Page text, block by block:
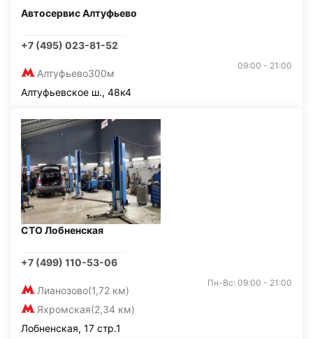
Автосервис Алтуфьево
+7 (495) 023-81-52
Алтуфьево300м
09:00 - 21:00
Алтуфьевское ш., 48к4
СТО Лобненская
+7 (499) 110-53-06
Лианозово(1,72 км)
Яхромская(2,34 км)
Пн-Вс: 09:00 - 21:00
Лобненская, 17 стр.1